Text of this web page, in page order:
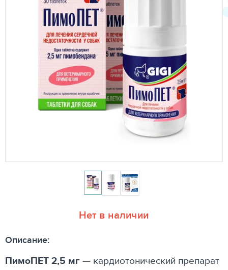
Нет в наличии
Описание:
ПимоПЕТ 2,5 мг— кардиотонический препарат